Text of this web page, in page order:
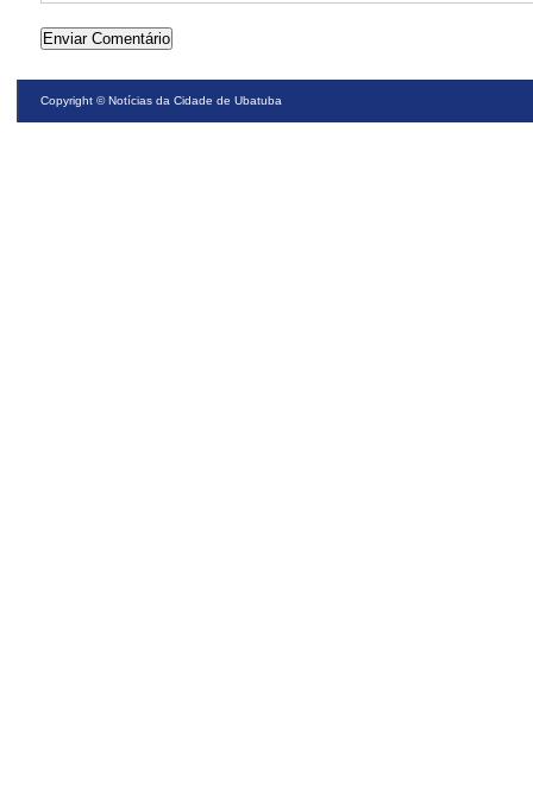
Copyright ©Notícias da Cidade de Ubatuba